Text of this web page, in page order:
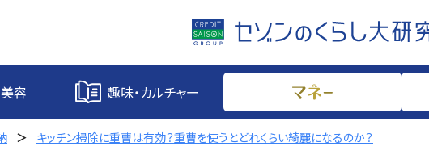
容 趣味・カルチャー
キッチン掃除に重曹は有効？重曹を使うとどれくらい綺麗になるのか？